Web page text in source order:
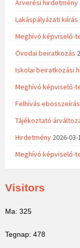
Árverési hirdetmény
Lakáspályázati kiírás
Meghívó képviselő-
Óvodai beiratkozás
Iskolai beiratkozási
Meghívó képviselő-
Felhívás
Tájékoztató
Hirdetmény 2026-03-
Meghívó képviselő-
Visitors
Ma: 325
Tegnap: 478